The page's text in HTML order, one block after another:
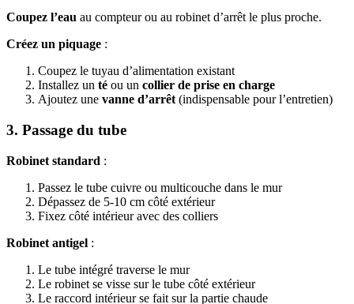
Coupez l’eau au compteur ou au robinet d’arrêt le plus proche.
Créez un piquage :
Coupez le tuyau d’alimentation existant
Installez un té ou un collier de prise en charge
Ajoutez une vanne d’arrêt (indispensable pour l’entretien)
3. Passage du tube
Robinet standard :
Passez le tube cuivre ou multicouche dans le mur
Dépassez de 5-10 cm côté extérieur
Fixez côté intérieur avec des colliers
Robinet antigel :
Le tube intégré traverse le mur
Le robinet se visse sur le tube côté extérieur
Le raccord intérieur se fait sur la partie chaude